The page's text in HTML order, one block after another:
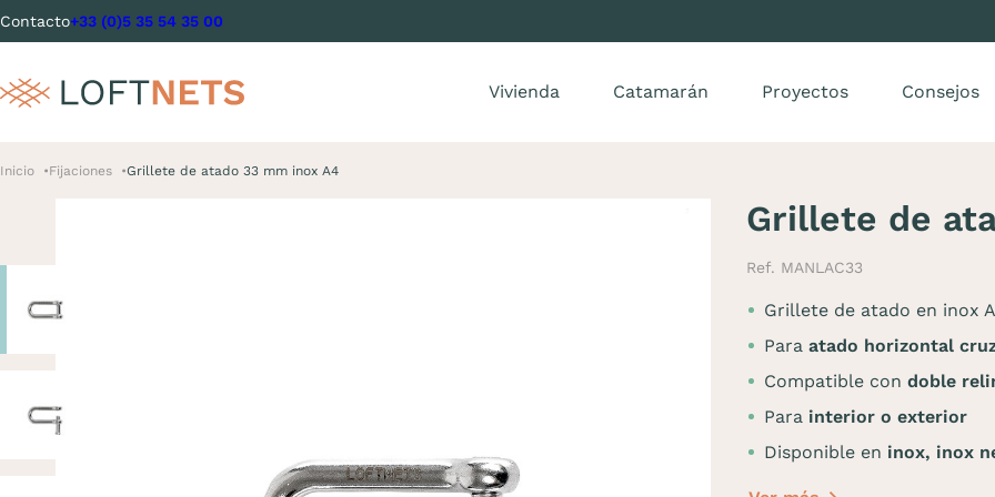
Contacto+33 (0)5 35 54 35 00
Vivienda Catamarán Proyectos Consejos
Inicio Fijaciones Grillete de atado 33 mm inox A4
Grillete de
Ref. MANLAC33
Grillete de atado en inox
Para atado horizontal
Compatible con doble
Para interior o exterior
Disponible en inox, inox